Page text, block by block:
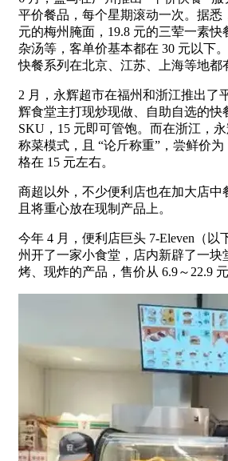
平价餐品，每个星期滚动一次。据悉
元的梅州腌面，19.8 元的三荤一素快
杂汤等，客单价基本都在 30 元以下
快餐系列在北京、江苏、上海等地都
2 月，永辉超市在福州和浙江推出了
辉食堂主打现炒现做、自助自选的快
SKU，15 元即可管饱。而在浙江，
称菜模式，且 “论斤称重”，尝鲜价为
格在 15 元左右。
商超以外，不少便利店也在加大店中
且将重心放在现制产品上。
今年 4 月，便利店巨头 7-Eleven（以
州开了一家小食堂，店内新辟了一块
烤、现炸的产品，售价从 6.9～22.9 元